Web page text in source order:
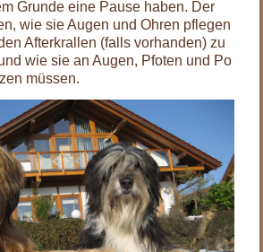
Grunde eine Pause haben. Der
wie sie Augen und Ohren pflegen
Afterkrallen (falls vorhanden) zu
wie sie an Augen, Pfoten und Po
müssen.